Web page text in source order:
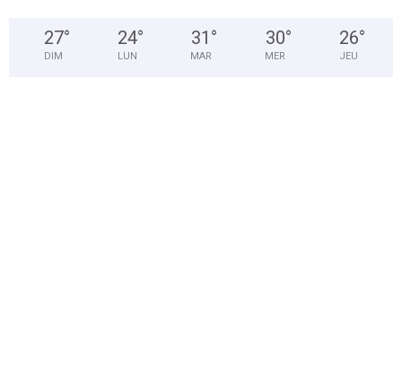
27°
DIM
24°
LUN
31 °
MAR
30°
MER
26°
JEU